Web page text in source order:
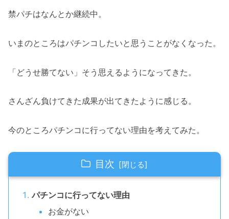
禁パチはなんとか継続中。
いまのところはパチンコしたいと思うことがなくなった。
「どうせ勝てない」そう思えるようになってきた。
さんざん負けてきた成果が出てきたように感じる。
今のところパチンコに行ってない理由を考えてみた。
目次
パチンコに行ってない理由
お金がない